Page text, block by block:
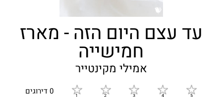
עד עצם היום הזה - מארז
חמישייה
אמילי מקינטייר
0 דירוגים